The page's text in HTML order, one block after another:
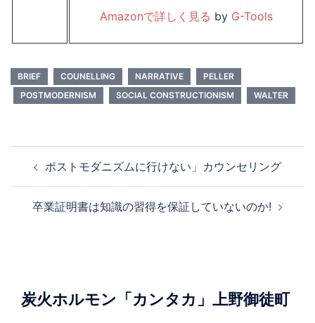
Amazonで詳しく見る by G-Tools
BRIEF COUNELLING NARRATIVE
PELLER
POSTMODERNISM
SOCIAL CONSTRUCTIONISM WALTER
ョ
ン
ポストモダニズムに行けない」カウンセリング
卒業証明書は知識の習得を保証していないのか!
炭火ホルモン「カンタカ」上野御徒町